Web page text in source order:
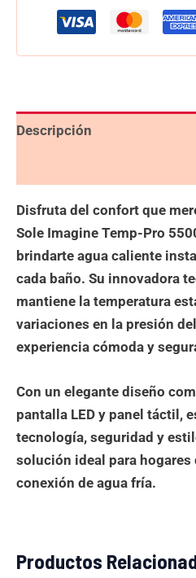
Descripción
Disfruta del confort que
Sole Imagine Temp-Pro
brindarte agua caliente
cada baño. Su innovadora
mantiene la temperatura
variaciones en la presión
experiencia cómoda y
Con un elegante diseño
pantalla LED y panel táctil,
tecnología, seguridad y
solución ideal para
conexión de agua fría.
Productos